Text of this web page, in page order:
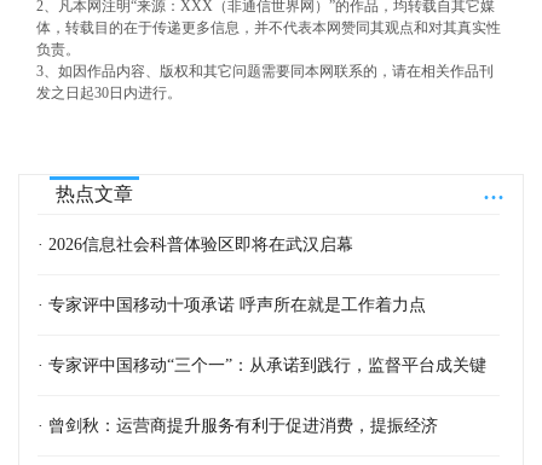
2、凡本网注明“来源：XXX（非通信世界网）”的作品，均转载自其它媒
体，转载目的在于传递更多信息，并不代表本网赞同其观点和对其真实性
负责。
3、如因作品内容、版权和其它问题需要同本网联系的，请在相关作品刊
发之日起30日内进行。
...
热点文章
· 2026信息社会科普体验区即将在武汉启幕
· 专家评中国移动十项承诺 呼声所在就是工作着力点
· 专家评中国移动“三个一”：从承诺到践行，监督平台成关键
· 曾剑秋：运营商提升服务有利于促进消费，提振经济